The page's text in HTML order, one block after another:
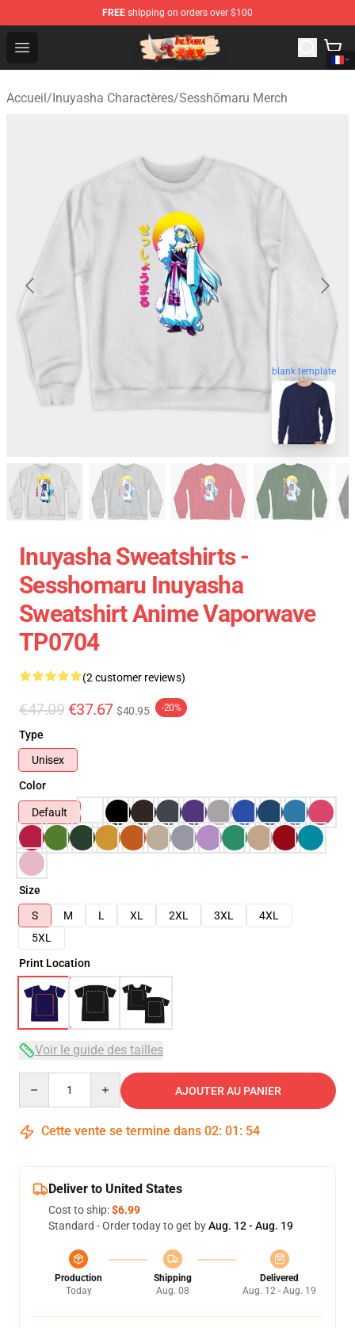
FREE shipping on orders over $100
Open menu
Inuyasha Store - Official Inuyasha Merchandise Shop
Accueil/Inuyasha Charactères/Sesshōmaru Merch
blank template
Inuyasha Sweatshirts -
Sesshomaru Inuyasha
Sweatshirt Anime Vaporwave
TP0704
(2 customer reviews)
€47.09 €37.67 $40.95 -20%
Type
Unisex
Color
Default
Size
S
M L XL 2XL 3XL
4XL
5XL
Print Location
Voir le guide des tailles
AJOUTER AU PANIER
Cette vente se termine dans 02: 01 : 54
Deliver to United States
Cost to ship:$6.99
Standard - Order today to get byAug. 12 - Aug. 19
Production
Today
Shipping
Aug. 08
Delivered
Aug. 12 - Aug. 19